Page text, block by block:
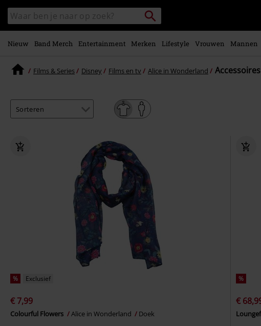
naar
hoofdinhoud
Zoek
in
catalogus
Packstation
zoeken
Nieuw Band Merch Entertainment Merken Lifestyle Vrouwen Mannen
Films & Series Disney Films en tv Alice in Wonderland
% Exclusief
€ 7,99
Colourful Flowers Alice in Wonderland Doek
%
€